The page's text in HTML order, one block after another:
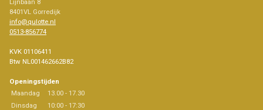
8401VL Gorredijk
info@qulotte.nl
0513-856774
KVK 01106411
Btw NL001462662B82
Openingstijden
Maandag
13.00 - 17.30
Dinsdag
10:00 - 17:30